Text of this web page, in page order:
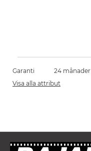
Garanti
24 månader
Visa alla attribut